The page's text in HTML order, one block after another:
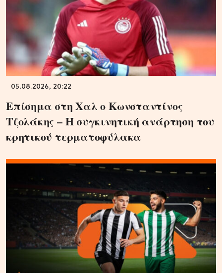
05.08.2026, 20:22
Επίσημα στη Χαλ ο Κωνσταντίνος
Τζολάκης – Η συγκινητική ανάρτηση του
κρητικού τερματοφύλακα